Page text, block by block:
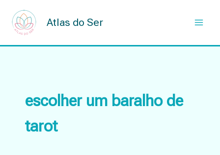
content
Atlas do Ser
escolher um baralho de
tarot